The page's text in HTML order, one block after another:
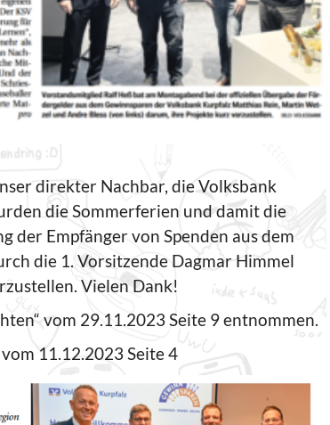
direkter Nachbar, die Volksbank
die Sommerferien und damit die
der Empfänger von Spenden aus dem
die 1. Vorsitzende Dagmar Himmel
Vielen Dank!
vom 29.11.2023 Seite 9 entnommen.
11.12.2023 Seite 4